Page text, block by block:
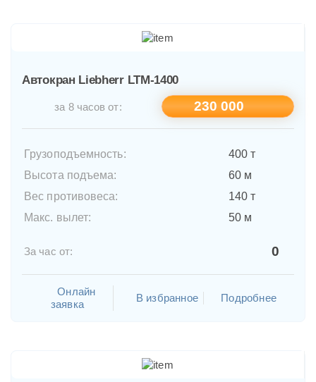
Автокран Liebherr LTM-1400
за 8 часов от: 230 000
Грузоподъемность:
400 т
Высота подъема:
60 м
Вес противовеса:
140 т
Макс. вылет:
50 м
За час от: 0
Онлайн
заявка
В избранное Подробнее